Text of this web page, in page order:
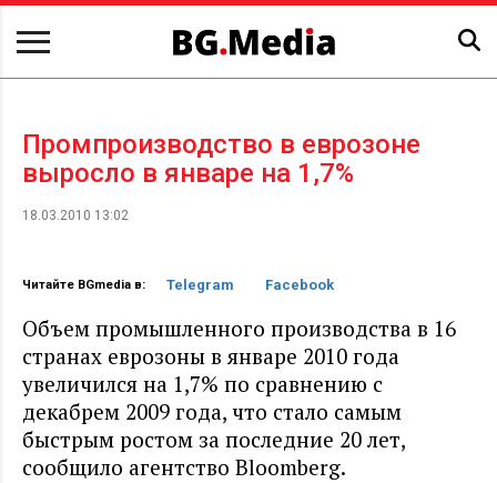
Промпроизводство в еврозоне
выросло в январе на 1,7%
18.03.2010 13:02
Читайте BGmedia в: Telegram Facebook
Объем промышленного производства в 16
странах еврозоны в январе 2010 года
увеличился на 1,7% по сравнению с
декабрем 2009 года, что стало самым
быстрым ростом за последние 20 лет,
сообщило агентство Bloomberg.